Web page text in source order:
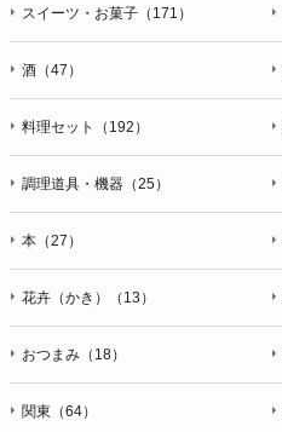
スイーツ・お菓子（171）
酒（47）
料理セット（192）
調理道具・機器（25）
本（27）
花卉（かき）（13）
おつまみ（18）
関東（64）